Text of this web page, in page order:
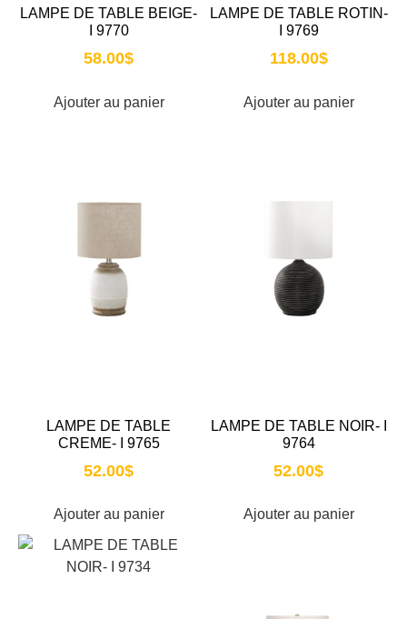
LAMPE DE TABLE BEIGE-
I 9770
58.00$
Ajouter au panier
LAMPE DE TABLE ROTIN-
I 9769
118.00$
Ajouter au panier
LAMPE DE TABLE
CREME- I 9765
52.00$
Ajouter au panier
LAMPE DE TABLE NOIR- I
9764
52.00$
Ajouter au panier